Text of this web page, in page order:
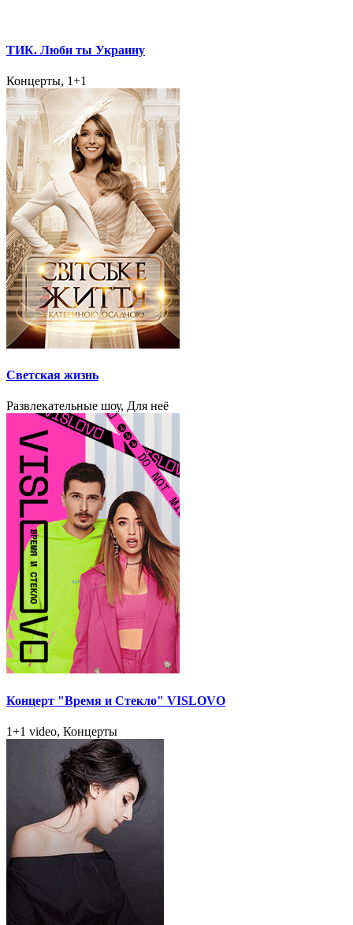
ТИК. Люби ты Украину
Концерты, 1+1
Светская жизнь
Развлекательные шоу, Для неё
Концерт "Время и Стекло" VISLOVO
1+1 video, Концерты